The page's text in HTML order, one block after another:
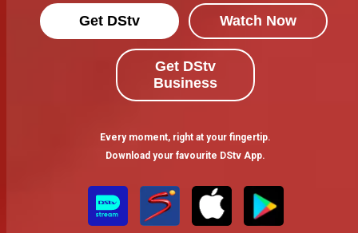
Get DStv Watch Now
Get DStv
Business
Every moment, right at your fingertip.
Download your favourite DStv App.